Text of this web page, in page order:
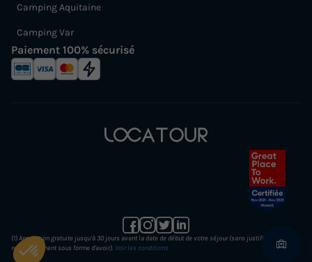
Camping Aquitaine
Camping Var
Paiement 100% sécurisé
(1) Annulation gratuite jusqu’à 30 jours avant la date de début de votre séjour (sans justificatif et
remboursement sous forme d'avoir). Voir les conditions